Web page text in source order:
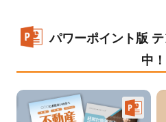
パワーポイント版
中！